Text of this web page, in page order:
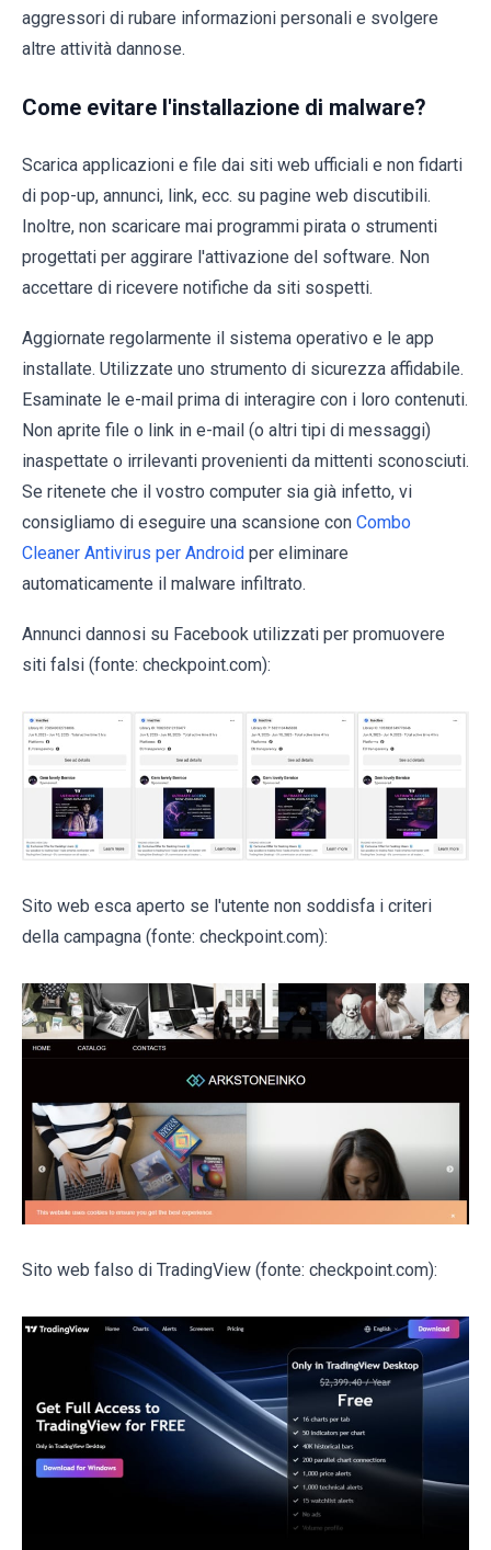
aggressori di rubare informazioni personali e svolgere
altre attività dannose.
Come evitare l'installazione di malware?
Scarica applicazioni e file dai siti web ufficiali e non fidarti
di pop-up, annunci, link, ecc. su pagine web discutibili.
Inoltre, non scaricare mai programmi pirata o strumenti
progettati per aggirare l'attivazione del software. Non
accettare di ricevere notifiche da siti sospetti.
Aggiornate regolarmente il sistema operativo e le app
installate. Utilizzate uno strumento di sicurezza affidabile.
Esaminate le e-mail prima di interagire con i loro contenuti.
Non aprite file o link in e-mail (o altri tipi di messaggi)
inaspettate o irrilevanti provenienti da mittenti sconosciuti.
Se ritenete che il vostro computer sia già infetto, vi
consigliamo di eseguire una scansione con Combo
Cleaner Antivirus per Android per eliminare
automaticamente il malware infiltrato.
Annunci dannosi su Facebook utilizzati per promuovere
siti falsi (fonte: checkpoint.com):
Sito web esca aperto se l'utente non soddisfa i criteri
della campagna (fonte: checkpoint.com):
Sito web falso di TradingView (fonte: checkpoint.com):